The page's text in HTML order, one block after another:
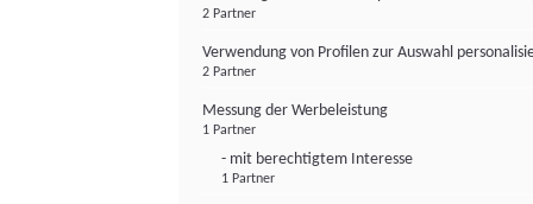
2 Partner
Verwendung von Profilen zur Auswahl
2 Partner
Messung der Werbeleistung
1 Partner
- mit berechtigtem Interesse
1 Partner